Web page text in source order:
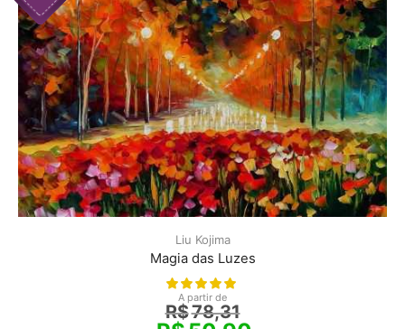
Liu Kojima
Magia das Luzes
A partir de
R$78,31